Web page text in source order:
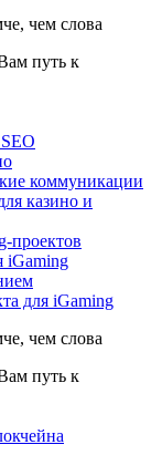
чем слова
путь к
коммуникации
казино и
проектов
iGaming
для iGaming
чем слова
путь к